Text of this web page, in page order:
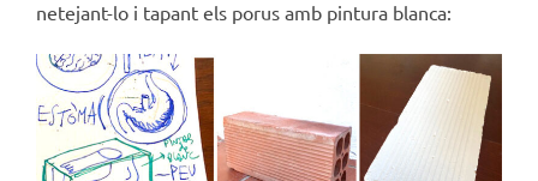
netejant-lo i tapant els porus amb pintura blanca: